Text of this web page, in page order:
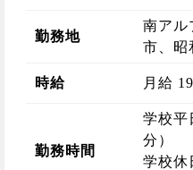
勤務地
南アル
市、昭
時給 月給
勤務時間
学校平
分）
学校